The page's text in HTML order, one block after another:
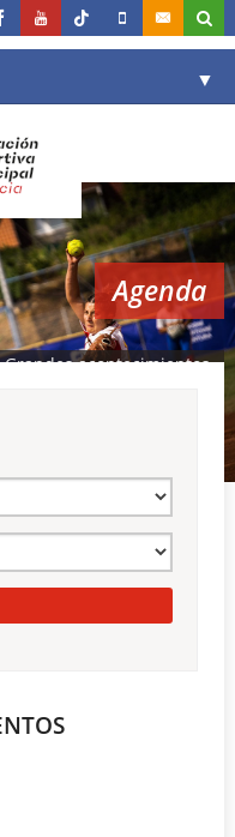
▼
▼
▼
▼
Agenda
Grandes acontecimientos